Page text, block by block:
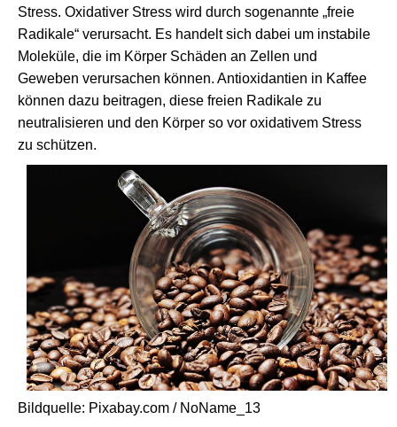
Stress. Oxidativer Stress wird durch sogenannte „freie
Radikale“ verursacht. Es handelt sich dabei um instabile
Moleküle, die im Körper Schäden an Zellen und
Geweben verursachen können. Antioxidantien in Kaffee
können dazu beitragen, diese freien Radikale zu
neutralisieren und den Körper so vor oxidativem Stress
zu schützen.
Bildquelle: Pixabay.com / NoName_13